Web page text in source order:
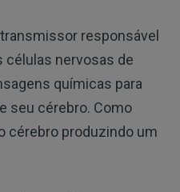
responsável
células nervosas de
químicas para
seu cérebro. Como
cérebro produzindo um